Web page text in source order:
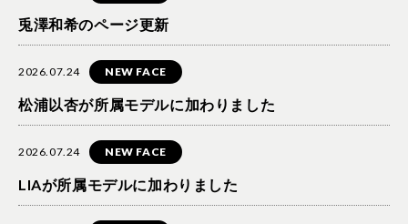
兎澤和希のページ更新
2026.07.24 NEW FACE
松浦以杏が所属モデルに加わりました
2026.07.24 NEW FACE
LIAが所属モデルに加わりました